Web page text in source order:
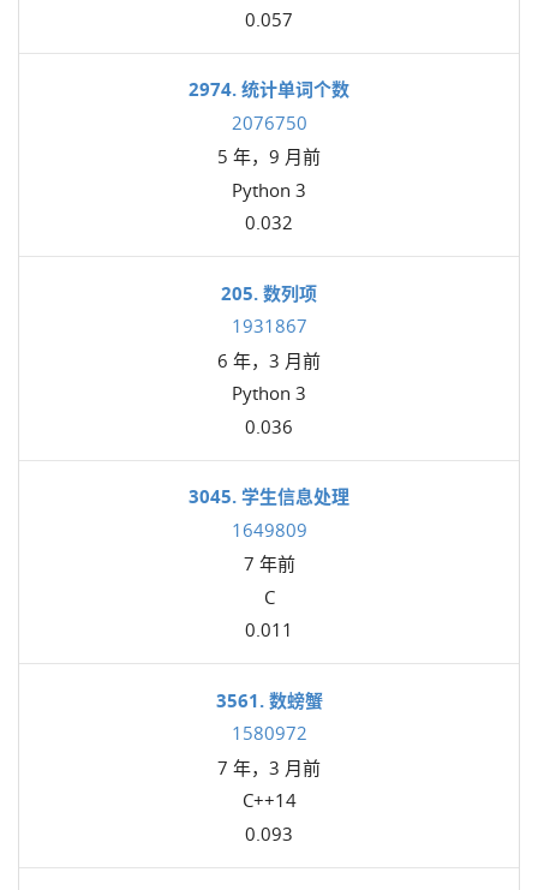
0.057
2974. 统计单词个数
2076750
5 年，9 月前
Python 3
0.032
205. 数列项
1931867
6 年，3 月前
Python 3
0.036
3045. 学生信息处理
1649809
7 年前
C
0.011
3561. 数螃蟹
1580972
7 年，3 月前
C++14
0.093